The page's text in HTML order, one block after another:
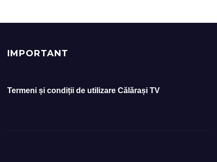
IMPORTANT
Termeni și condiții de utilizare Călărași TV